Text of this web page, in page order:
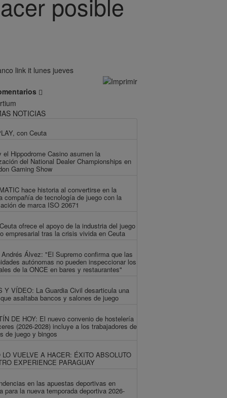
NOTICIAS
con Ceuta
el Hippodrome Casino asumen la
del National Dealer Championships en
Gaming Show
hace historia al convertirse en la
compañía de tecnología de juego con la
de marca ISO 20671
ofrece el apoyo de la industria del juego
empresarial tras la crisis vivida en Ceuta
Álvez: "El Supremo confirma que las
autónomas no pueden inspeccionar los
de la ONCE en bares y restaurantes"
Y VÍDEO: La Guardia Civil desarticula una
asaltaba bancos y salones de juego
DE HOY: El nuevo convenio de hostelería
(2026-2028) incluye a los trabajadores de
de juego y bingos
LO VUELVE A HACER: ÉXITO ABSOLUTO
EXPERIENCE PARAGUAY
en las apuestas deportivas en
para la nueva temporada deportiva 2026-